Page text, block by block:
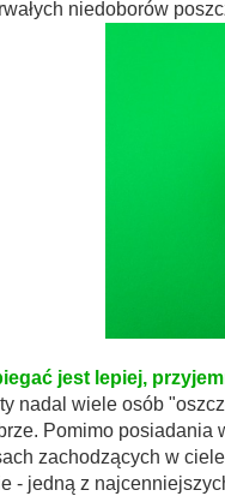
niedoborów
jest lepiej,
nadal wiele osób
Pomimo posiadania
zachodzących w
- jedną z